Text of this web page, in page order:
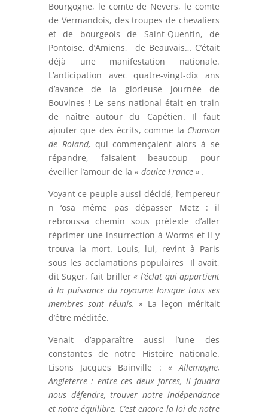
Bourgogne, le comte de Nevers, le comte
de Vermandois, des troupes de chevaliers
et de bourgeois de Saint-Quentin, de
Pontoise, d’Amiens, de Beauvais… C’était
déjà une manifestation nationale.
L’anticipation avec quatre-vingt-dix ans
d’avance de la glorieuse journée de
Bouvines ! Le sens national était en train
de naître autour du Capétien. Il faut
ajouter que des écrits, comme la Chanson
de Roland, qui commençaient alors à se
répandre, faisaient beaucoup pour
éveiller l’amour de la « doulce France » .
Voyant ce peuple aussi décidé, l’empereur
n ‘osa même pas dépasser Metz : il
rebroussa chemin sous prétexte d’aller
réprimer une insurrection à Worms et il y
trouva la mort. Louis, lui, revint à Paris
sous les acclamations populaires Il avait,
dit Suger, fait briller« l’éclat qui appartient
à la puissance du royaume lorsque tous ses
membres sont réunis. » La leçon méritait
d’être méditée.
Venait d’apparaître aussi l’une des
constantes de notre Histoire nationale.
Lisons Jacques Bainville :« Allemagne,
Angleterre : entre ces deux forces, il faudra
nous défendre, trouver notre indépendance
et notre équilibre. C’est encore la loi de notre